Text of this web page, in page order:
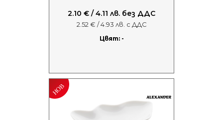
2.10 € / 4.11 лв. без ДДС
2.52 € / 4.93 лв. с ДДС
Цвят: -